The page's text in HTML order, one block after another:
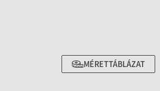
MÉRETTÁBLÁZAT